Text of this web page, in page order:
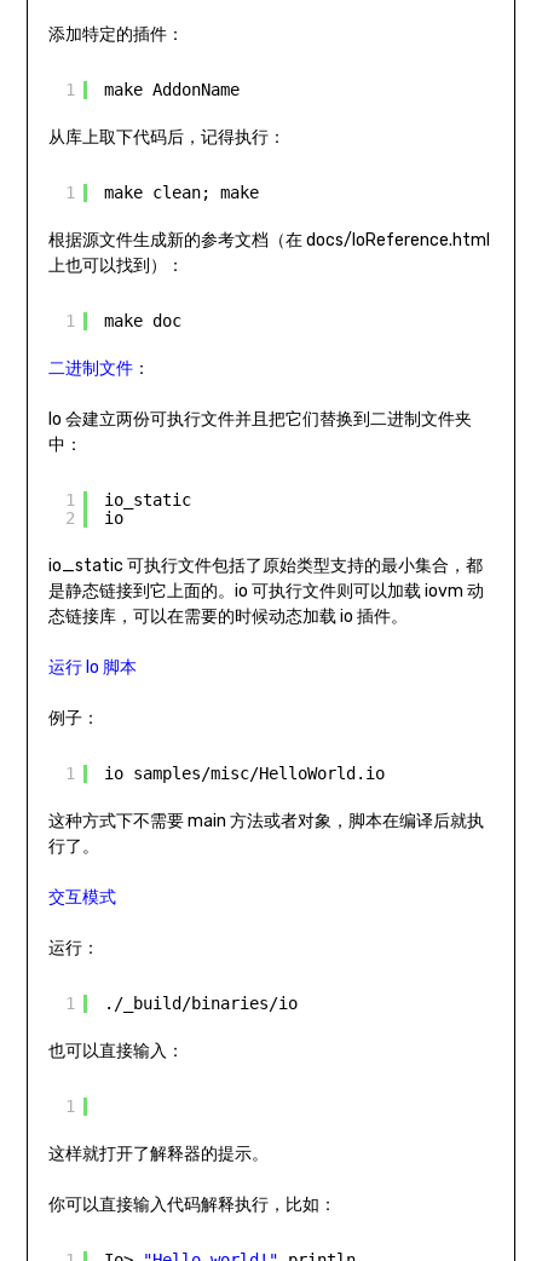
添加特定的插件：
1 make AddonName
从库上取下代码后，记得执行：
1 make clean; make
根据源文件生成新的参考文档（在 docs/IoReference.html
上也可以找到）：
1 make doc
二进制文件：
Io 会建立两份可执行文件并且把它们替换到二进制文件夹
中：
1
2
io_static
io
io_static 可执行文件包括了原始类型支持的最小集合，都
是静态链接到它上面的。io 可执行文件则可以加载 iovm 动
态链接库，可以在需要的时候动态加载 io 插件。
运行 Io 脚本
例子：
1 io samples/misc/HelloWorld.io
这种方式下不需要 main 方法或者对象，脚本在编译后就执
行了。
交互模式
运行：
1 ./_build/binaries/io
也可以直接输入：
1
这样就打开了解释器的提示。
你可以直接输入代码解释执行，比如：